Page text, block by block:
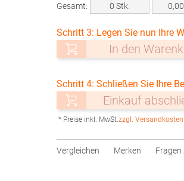
Gesamt: 0 Stk.
Schritt 3: Legen Sie nun Ihre
In den
Schritt 4: Schließen Sie Ihre
Einkauf
* Preise inkl. MwSt.zzgl. Versandkosten
Vergleichen Merken Fragen